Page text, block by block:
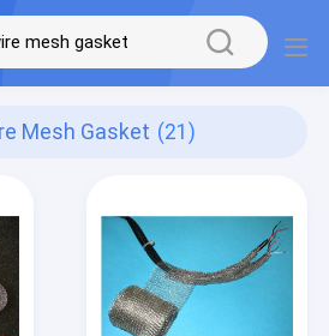
Mesh Gasket (21)